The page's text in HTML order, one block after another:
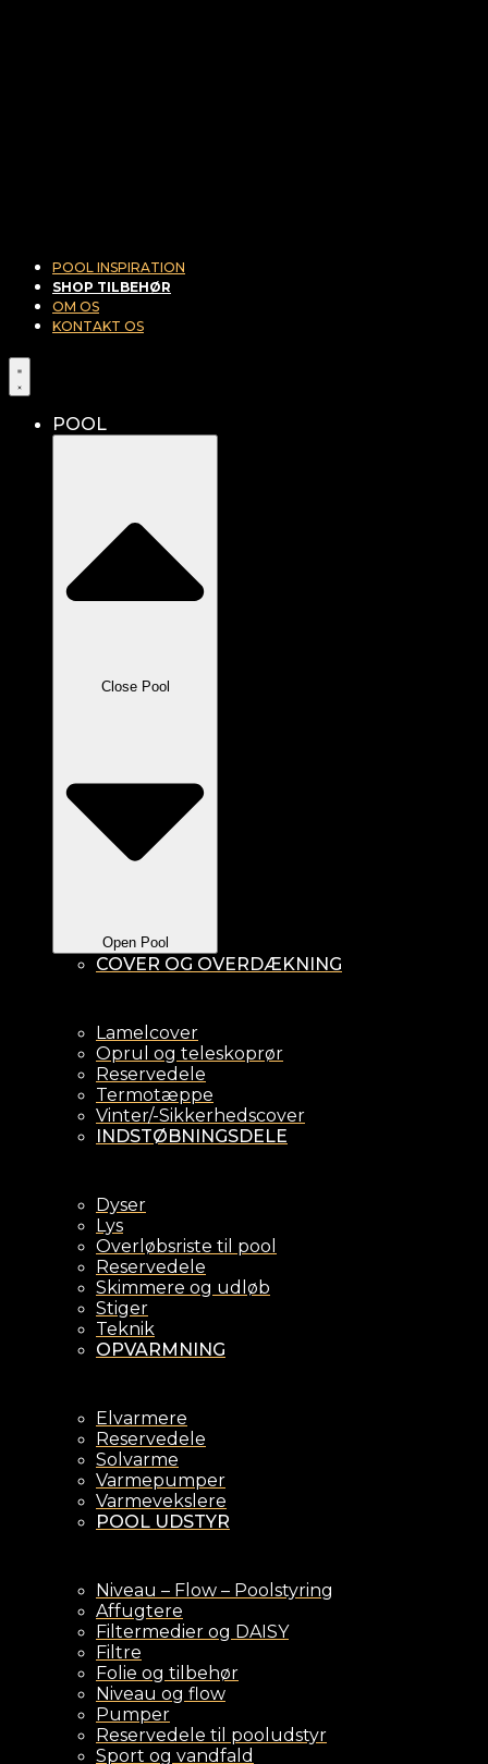
POOL INSPIRATION
SHOP TILBEHØR
OM OS
KONTAKT OS
POOL
Close Pool
Open Pool
COVER OG OVERDÆKNING
Lamelcover
Oprul og teleskoprør
Reservedele
Termotæppe
Vinter/-Sikkerhedscover
INDSTØBNINGSDELE
Dyser
Lys
Overløbsriste til pool
Reservedele
Skimmere og udløb
Stiger
Teknik
OPVARMNING
Elvarmere
Reservedele
Solvarme
Varmepumper
Varmevekslere
POOL UDSTYR
Niveau – Flow – Poolstyring
Affugtere
Filtermedier og DAISY
Filtre
Folie og tilbehør
Niveau og flow
Pumper
Reservedele til pooludstyr
Sport og vandfald